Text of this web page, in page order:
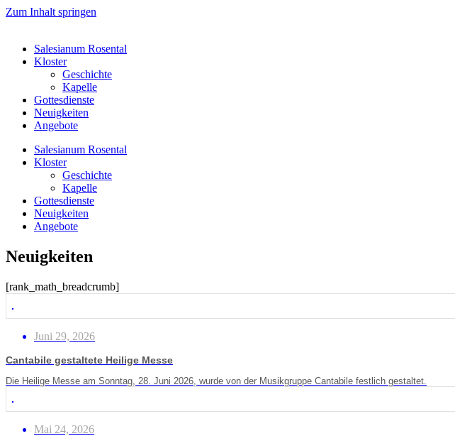
Zum Inhalt springen
Salesianum Rosental
Kloster
Geschichte
Kapelle
Gottesdienste
Neuigkeiten
Angebote
Salesianum Rosental
Kloster
Geschichte
Kapelle
Gottesdienste
Neuigkeiten
Angebote
Neuigkeiten
[rank_math_breadcrumb]
Juni 29, 2026
Cantabile gestaltete Heilige Messe
Die Heilige Messe am Sonntag, 28. Juni 2026, wurde von der Musikgruppe Cantabile festlich gestaltet.
Mai 24, 2026